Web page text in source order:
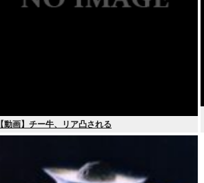
【動画】チー牛、リア凸される